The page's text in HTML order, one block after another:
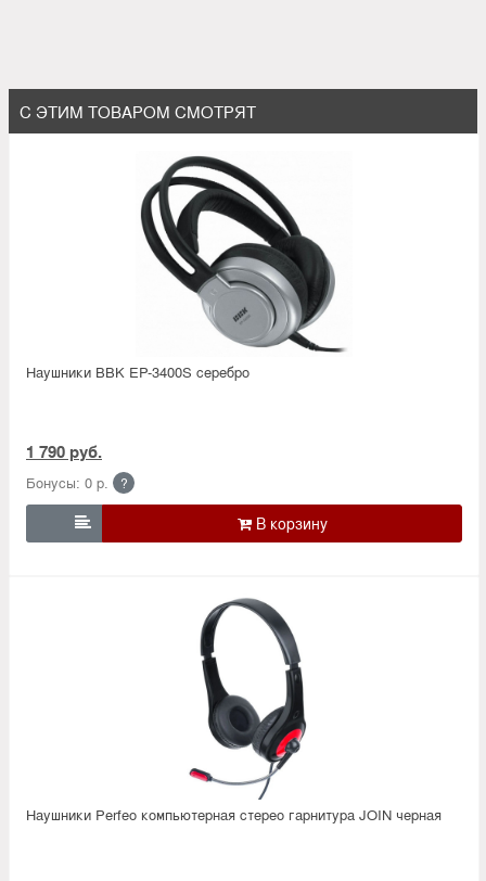
С ЭТИМ ТОВАРОМ СМОТРЯТ
Наушники BBK EP-3400S серебро
1 790 руб.
Бонусы: 0 р. ?

Наушники Perfeo компьютерная стерео гарнитура JOIN черная